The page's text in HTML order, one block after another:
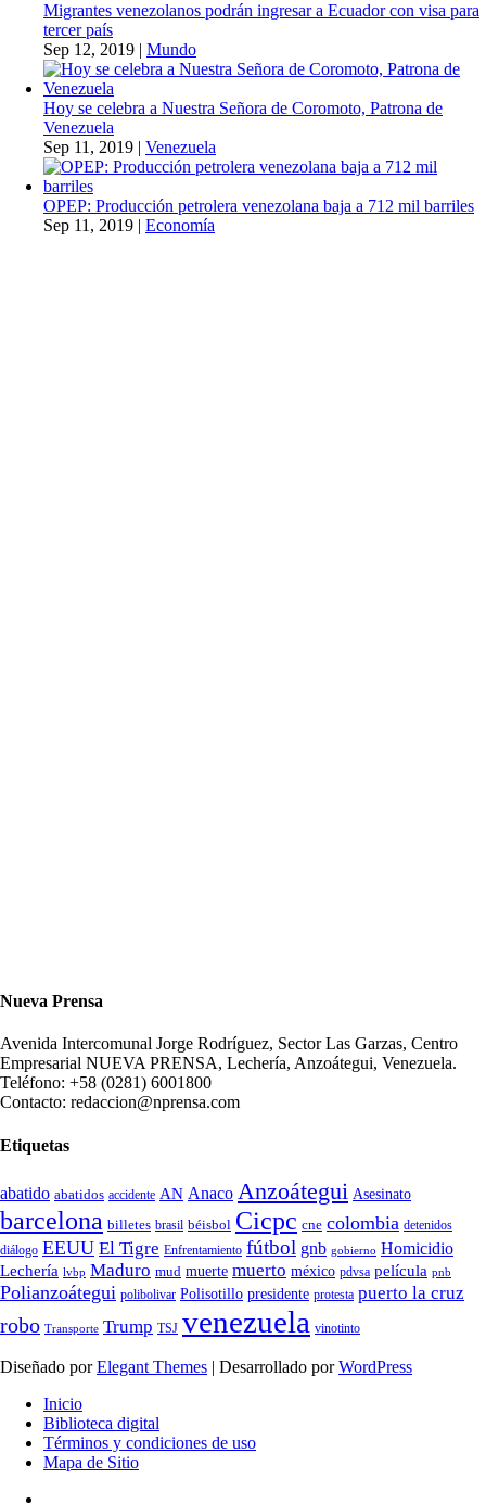
Migrantes venezolanos podrán ingresar a Ecuador con visa para
tercer país
Sep 12, 2019 | Mundo
Hoy se celebra a Nuestra Señora de Coromoto, Patrona de
Venezuela
Sep 11, 2019 | Venezuela
OPEP: Producción petrolera venezolana baja a 712 mil barriles
Sep 11, 2019 | Economía
Nueva Prensa
Avenida Intercomunal Jorge Rodríguez, Sector Las Garzas, Centro
Empresarial NUEVA PRENSA, Lechería, Anzoátegui, Venezuela.
Teléfono: +58 (0281) 6001800
Contacto: redaccion@nprensa.com
Etiquetas
abatido abatidos accidente AN Anaco Anzoátegui Asesinato
barcelona billetes brasil béisbol Cicpc cne colombia detenidos
diálogo EEUU El Tigre Enfrentamiento fútbol gnb gobierno Homicidio
Lechería lvbp Maduro mud muerte muerto méxico pdvsa película pnb
Polianzoátegui polibolivar Polisotillo presidente protesta puerto la cruz
robo Transporte Trump TSJ venezuela vinotinto
Diseñado porElegant Themes | Desarrollado porWordPress
Inicio
Biblioteca digital
Términos y condiciones de uso
Mapa de Sitio